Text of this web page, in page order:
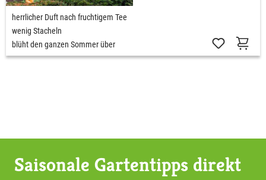
herrlicher Duft nach fruchtigem Tee
wenig Stacheln
blüht den ganzen Sommer über
Saisonale Gartentipps direkt